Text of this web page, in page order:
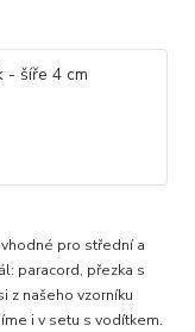
pro střední a
paracord, přezka s
z našeho vzorníku
i v setu s vodítkem.